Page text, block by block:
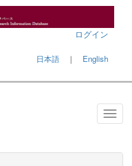
ログイン
日本語 ｜ English